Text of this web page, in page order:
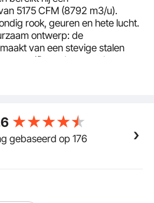
5175 CFM (8792 m3/u).
rook, geuren en hete lucht.
ontwerp: de
van een stevige stalen
gecertificeerd om een ​​lange
De corrosiebestendige en
voetjes maken het
en zorgen voor flexibel gebruik
Deze luchtblazer kan de
kelder of het riool versnellen.
zorgt deze
werking in verschillende
gebaseerd op 176